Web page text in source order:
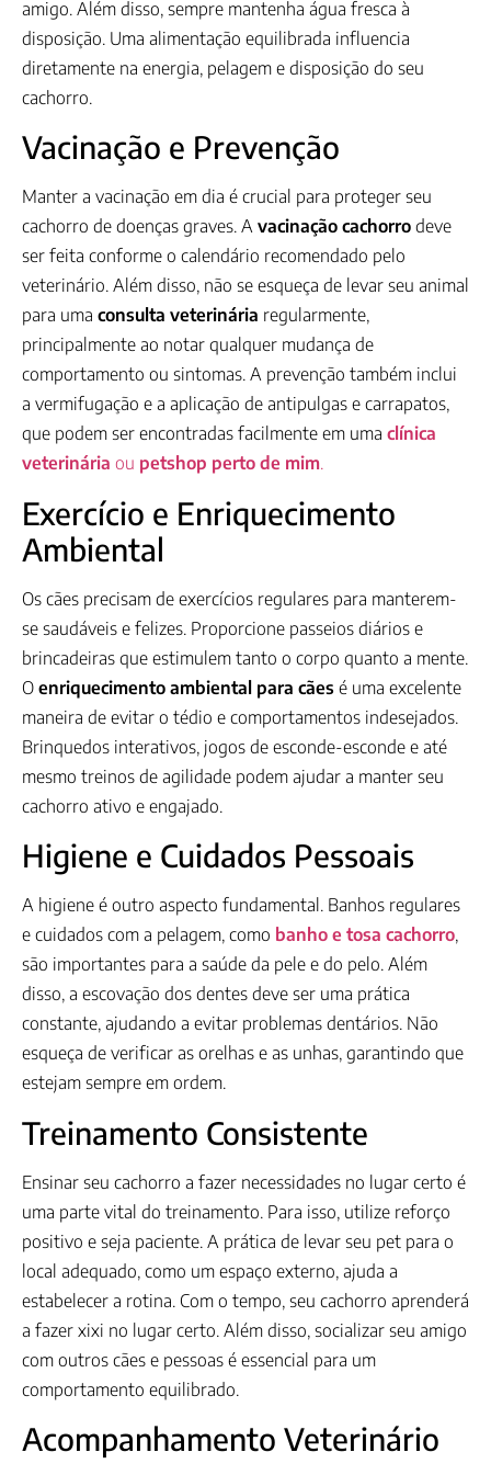
amigo. Além disso, sempre mantenha água fresca à
disposição. Uma alimentação equilibrada influencia
diretamente na energia, pelagem e disposição do seu
cachorro.
Vacinação e Prevenção
Manter a vacinação em dia é crucial para proteger seu
cachorro de doenças graves. A vacinação cachorro deve
ser feita conforme o calendário recomendado pelo
veterinário. Além disso, não se esqueça de levar seu animal
para uma consulta veterinária regularmente,
principalmente ao notar qualquer mudança de
comportamento ou sintomas. A prevenção também inclui
a vermifugação e a aplicação de antipulgas e carrapatos,
que podem ser encontradas facilmente em uma clínica
veterinária ou petshop perto de mim.
Exercício e Enriquecimento
Ambiental
Os cães precisam de exercícios regulares para manterem-
se saudáveis e felizes. Proporcione passeios diários e
brincadeiras que estimulem tanto o corpo quanto a mente.
O enriquecimento ambiental para cães é uma excelente
maneira de evitar o tédio e comportamentos indesejados.
Brinquedos interativos, jogos de esconde-esconde e até
mesmo treinos de agilidade podem ajudar a manter seu
cachorro ativo e engajado.
Higiene e Cuidados Pessoais
A higiene é outro aspecto fundamental. Banhos regulares
e cuidados com a pelagem, como banho e tosa cachorro,
são importantes para a saúde da pele e do pelo. Além
disso, a escovação dos dentes deve ser uma prática
constante, ajudando a evitar problemas dentários. Não
esqueça de verificar as orelhas e as unhas, garantindo que
estejam sempre em ordem.
Treinamento Consistente
Ensinar seu cachorro a fazer necessidades no lugar certo é
uma parte vital do treinamento. Para isso, utilize reforço
positivo e seja paciente. A prática de levar seu pet para o
local adequado, como um espaço externo, ajuda a
estabelecer a rotina. Com o tempo, seu cachorro aprenderá
a fazer xixi no lugar certo. Além disso, socializar seu amigo
com outros cães e pessoas é essencial para um
comportamento equilibrado.
Acompanhamento Veterinário